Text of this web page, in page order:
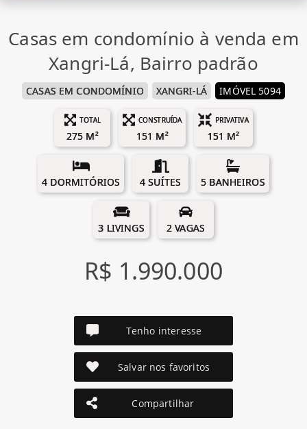
Casas em condomínio à venda em
Xangri-Lá, Bairro padrão
CASAS EM CONDOMÍNIO XANGRI-LÁ IMÓVEL 5094
TOTAL
275 M²
CONSTRUÍDA
151 M²
PRIVATIVA
151 M²
4 DORMITÓRIOS 4 SUÍTES 5 BANHEIROS
3 LIVINGS 2 VAGAS
R$ 1.990.000
Tenho interesse
Salvar nos favoritos
Compartilhar